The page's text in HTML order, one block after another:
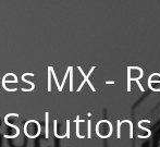
MX -
Solutions